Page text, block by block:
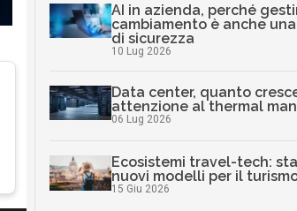
AI in azienda, perché
cambiamento è anche
di sicurezza
10 Lug 2026
Data center, quanto
attenzione al thermal
06 Lug 2026
Ecosistemi travel-tech:
nuovi modelli per il
15 Giu 2026